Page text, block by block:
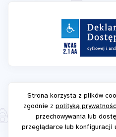
Strona korzysta z plików
zgodnie z polityką
przechowywania lub
przeglądarce lub konfiguracji